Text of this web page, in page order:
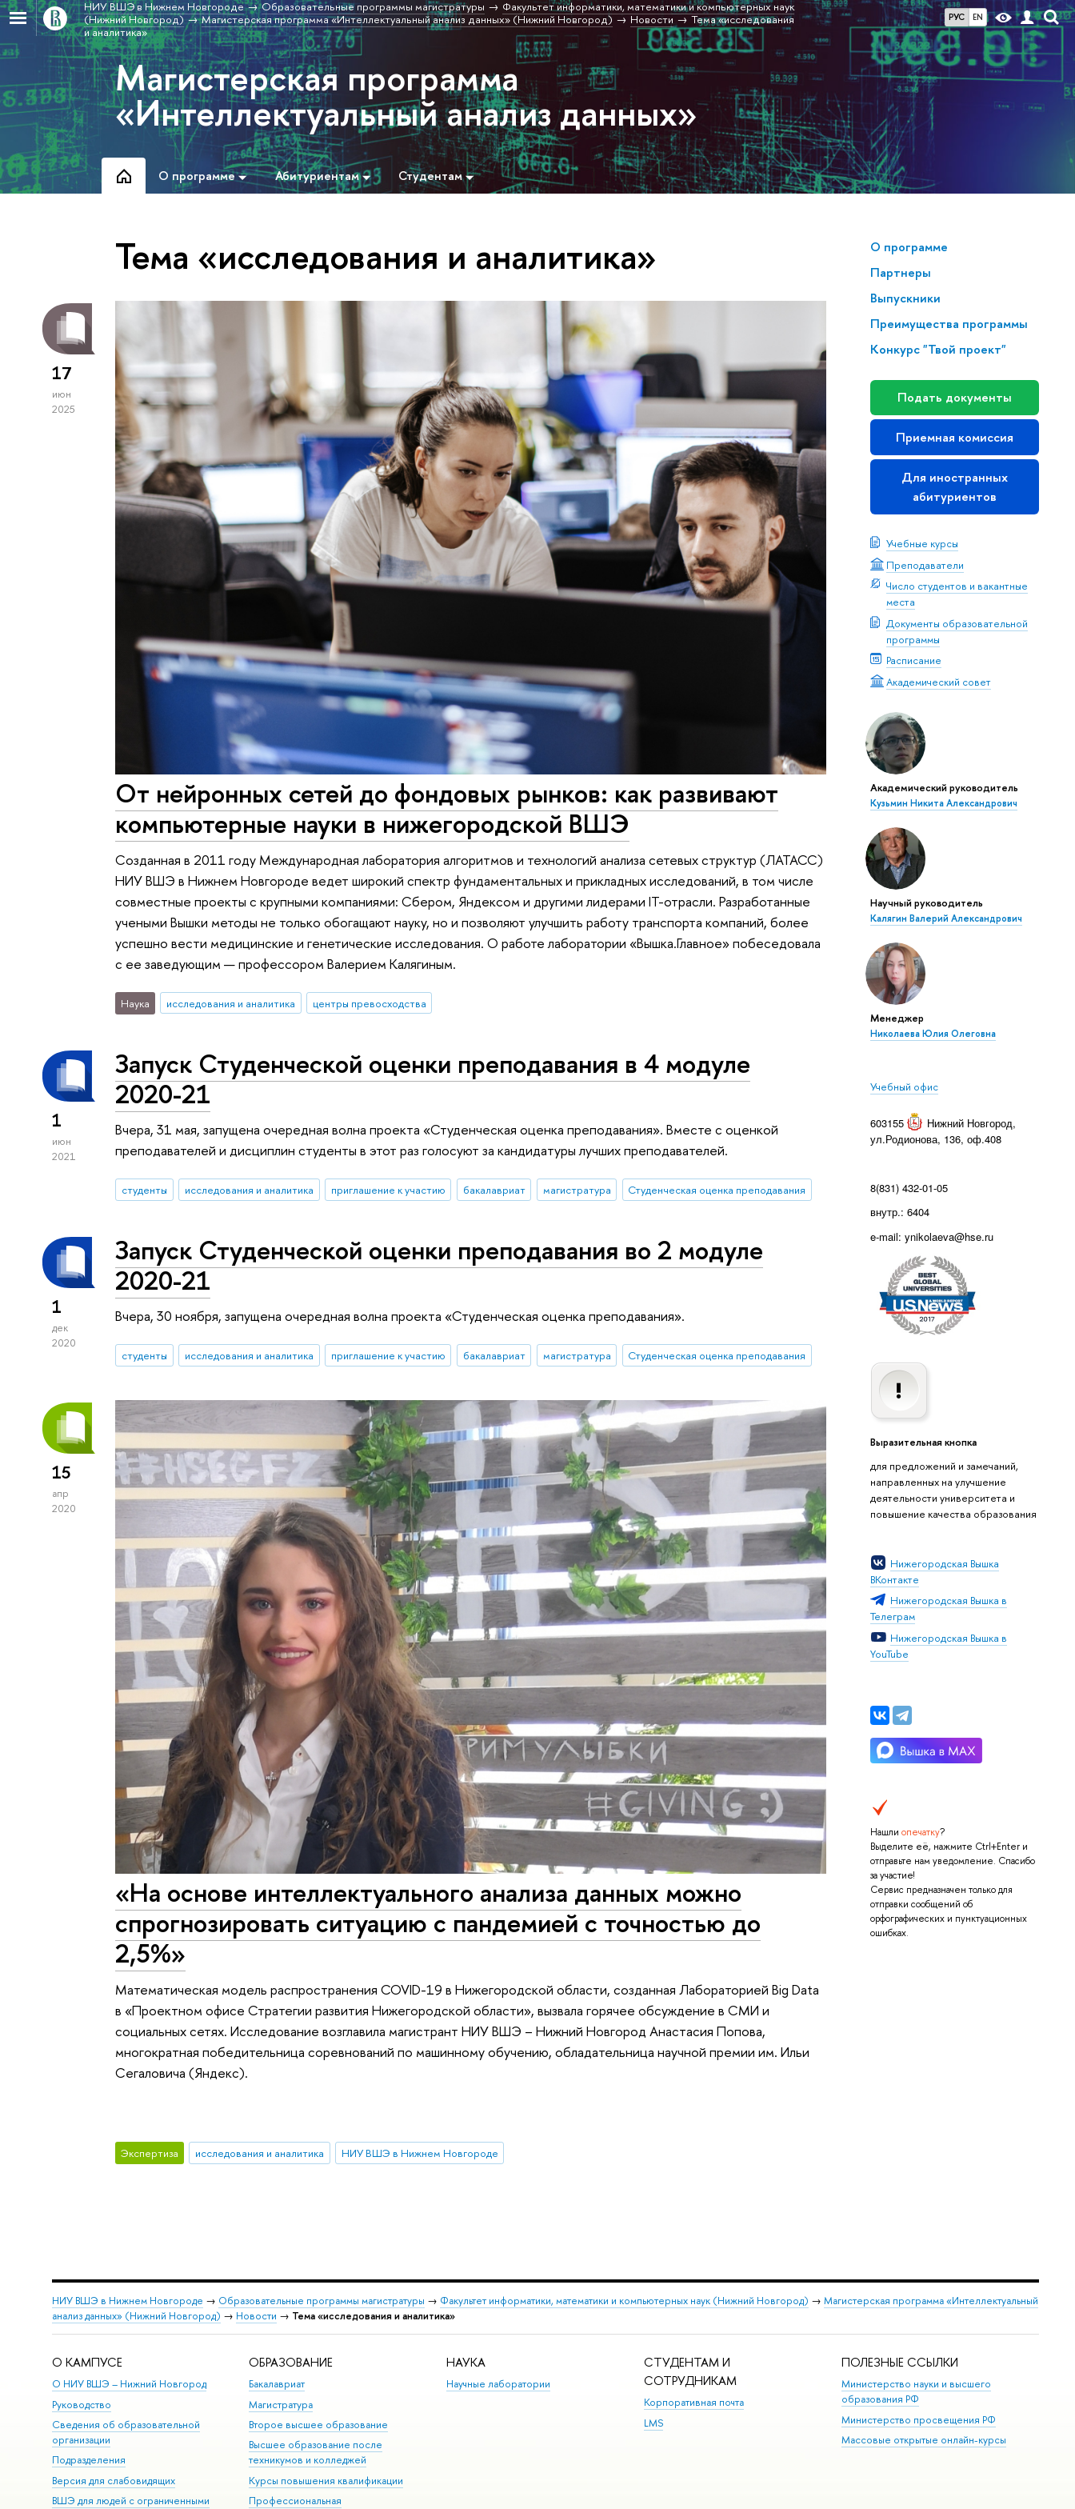
РУС EN
НИУ ВШЭ в Нижнем Новгороде Образовательные программы магистратуры
Факультет информатики, математики и компьютерных наук
(Нижний Новгород)
Магистерская программа «Интеллектуальный анализ данных» (Нижний Новгород) Новости
Тема «исследования
и аналитика»
Магистерская программа
«Интеллектуальный анализ данных»
О программе Абитуриентам Студентам
О программе
Партнеры
Выпускники
Преимущества программы
Конкурс "Твой проект"
Подать документы
Приемная комиссия
Для иностранных
абитуриентов
Учебные курсы
Преподаватели
Число студентов и вакантные
места
Документы образовательной
программы
Расписание
Академический совет
Академический руководитель
Кузьмин Никита Александрович
Научный руководитель
Калягин Валерий Александрович
Менеджер
Николаева Юлия Олеговна
Учебный офис
603155 Нижний Новгород,
ул.Родионова, 136, оф.408
8(831) 432-01-05
внутр.: 6404
e-mail: ynikolaeva@hse.ru
Выразительная кнопка
для предложений и замечаний,
направленных на улучшение
деятельности университета и
повышение качества образования
Нижегородская Вышка
ВКонтакте
Нижегородская Вышка в
Телеграм
Нижегородская Вышка в
YouTube
Нашли опечатку?
Выделите её, нажмите Ctrl+Enter и
отправьте нам уведомление. Спасибо
за участие!
Сервис предназначен только для
отправки сообщений об
орфографических и пунктуационных
ошибках.
Тема «исследования и аналитика»
17
июн
2025
От нейронных сетей до фондовых рынков: как развивают
компьютерные науки в нижегородской ВШЭ
Созданная в 2011 году Международная лаборатория алгоритмов и технологий анализа сетевых структур (ЛАТАСС)
НИУ ВШЭ в Нижнем Новгороде ведет широкий спектр фундаментальных и прикладных исследований, в том числе
совместные проекты с крупными компаниями: Сбером, Яндексом и другими лидерами IT-отрасли. Разработанные
учеными Вышки методы не только обогащают науку, но и позволяют улучшить работу транспорта компаний, более
успешно вести медицинские и генетические исследования. О работе лаборатории «Вышка.Главное» побеседовала
с ее заведующим — профессором Валерием Калягиным.
Наука исследования и аналитика центры превосходства
1
июн
2021
Запуск Студенческой оценки преподавания в 4 модуле
2020-21
Вчера, 31 мая, запущена очередная волна проекта «Студенческая оценка преподавания». Вместе с оценкой
преподавателей и дисциплин студенты в этот раз голосуют за кандидатуры лучших преподавателей.
студенты исследования и аналитика приглашение к участию бакалавриат магистратура Студенческая оценка преподавания
1
дек
2020
Запуск Студенческой оценки преподавания во 2 модуле
2020-21
Вчера, 30 ноября, запущена очередная волна проекта «Студенческая оценка преподавания».
студенты исследования и аналитика приглашение к участию бакалавриат магистратура Студенческая оценка преподавания
15
апр
2020
«На основе интеллектуального анализа данных можно
спрогнозировать ситуацию с пандемией с точностью до
2,5%»
Математическая модель распространения COVID-19 в Нижегородской области, созданная Лабораторией Big Data
в «Проектном офисе Стратегии развития Нижегородской области», вызвала горячее обсуждение в СМИ и
социальных сетях. Исследование возглавила магистрант НИУ ВШЭ – Нижний Новгород Анастасия Попова,
многократная победительница соревнований по машинному обучению, обладательница научной премии им. Ильи
Сегаловича (Яндекс).
Экспертиза исследования и аналитика НИУ ВШЭ в Нижнем Новгороде
НИУ ВШЭ в Нижнем Новгороде → Образовательные программы магистратуры → Факультет информатики, математики и компьютерных наук (Нижний Новгород) → Магистерская программа «Интеллектуальный
анализ данных» (Нижний Новгород) → Новости → Тема «исследования и аналитика»
О КАМПУСЕ
О НИУ ВШЭ – Нижний Новгород
Руководство
Сведения об образовательной
организации
Подразделения
Версия для слабовидящих
ВШЭ для людей с ограниченными
ОБРАЗОВАНИЕ
Бакалавриат
Магистратура
Второе высшее образование
Высшее образование после
техникумов и колледжей
Курсы повышения квалификации
Профессиональная
НАУКА
Научные лаборатории
СТУДЕНТАМ И
СОТРУДНИКАМ
Корпоративная почта
LMS
ПОЛЕЗНЫЕ ССЫЛКИ
Министерство науки и высшего
образования РФ
Министерство просвещения РФ
Массовые открытые онлайн-курсы